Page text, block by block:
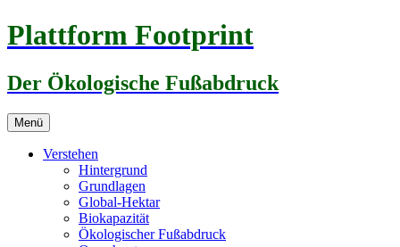
Zum
Inhalt
Plattform Footprint
Der Ökologische Fußabdruck
Menü
Verstehen
Hintergrund
Grundlagen
Global-Hektar
Biokapazität
Ökologischer Fußabdruck